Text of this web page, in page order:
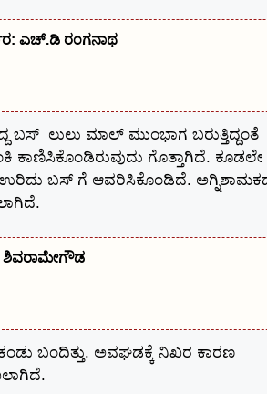
ಎಚ್.ಡಿ ರಂಗನಾಥ
ಬಸ್ ಲುಲು ಮಾಲ್ ಮುಂಭಾಗ ಬರುತ್ತಿದ್ದಂತೆ
ಕಾಣಿಸಿಕೊಂಡಿರುವುದು ಗೊತ್ತಾಗಿದೆ.
ಉರಿದು ಬಸ್ ಗೆ ಆವರಿಸಿಕೊಂಡಿದೆ.
ಶಿವರಾಮೇಗೌಡ
ಬಂದಿತ್ತು. ಅವಘಡಕ್ಕೆ ನಿಖರ ಕಾರಣ